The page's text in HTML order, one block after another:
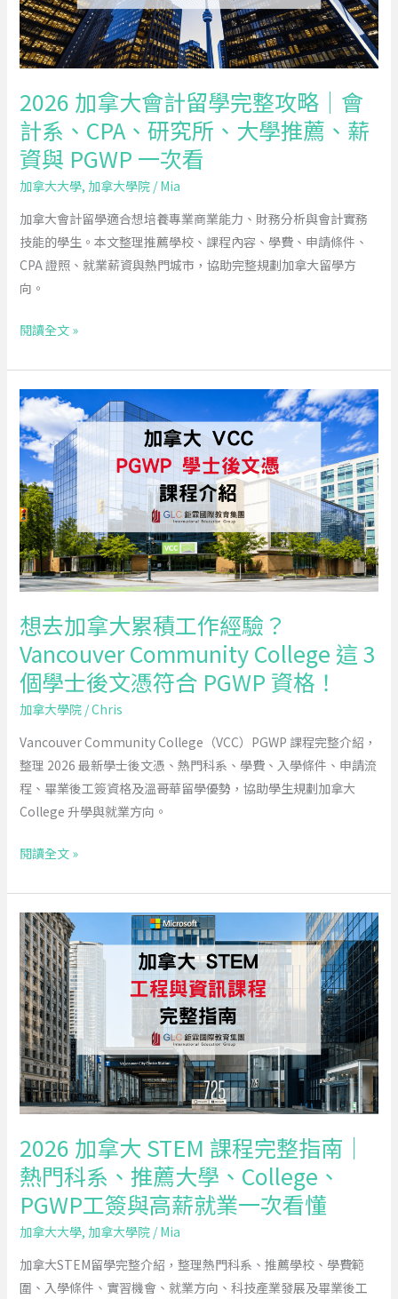
2026 加拿大會計留學完整攻略｜會
計系、CPA、研究所、大學推薦、薪
資與 PGWP 一次看
加拿大大學, 加拿大學院/Mia
加拿大會計留學適合想培養專業商業能力、財務分析與會計實務
技能的學生。本文整理推薦學校、課程內容、學費、申請條件、
CPA 證照、就業薪資與熱門城市，協助完整規劃加拿大留學方
向。
留
學
完
攻
略
｜
會
系、
CPA、
研
究
大
薦、
薪
資
與
PGWP
一
次
看
閱讀全文 »
想去加拿大累積工作經驗？
Vancouver Community College 這 3
個學士後文憑符合 PGWP 資格！
加拿大學院/Chris
Vancouver Community College（VCC）PGWP 課程完整介紹，
整理 2026 最新學士後文憑、熱門科系、學費、入學條件、申請流
程、畢業後工簽資格及溫哥華留學優勢，協助學生規劃加拿大
College 升學與就業方向。
想
去
加
拿
大
累
積
工
作
驗？
Vancouver
Community
College
3
個
學
士
文
合
PGWP
資
格！
閱讀全文 »
2026 加拿大 STEM 課程完整指南｜
熱門科系、推薦大學、College、
PGWP工簽與高薪就業一次看懂
加拿大大學, 加拿大學院/Mia
加拿大STEM留學完整介紹，整理熱門科系、推薦學校、學費範
圍、入學條件、實習機會、就業方向、科技產業發展及畢業後工
2026
加
拿
大
STEM
課
程
完
整
南
｜
熱
門
系、
推